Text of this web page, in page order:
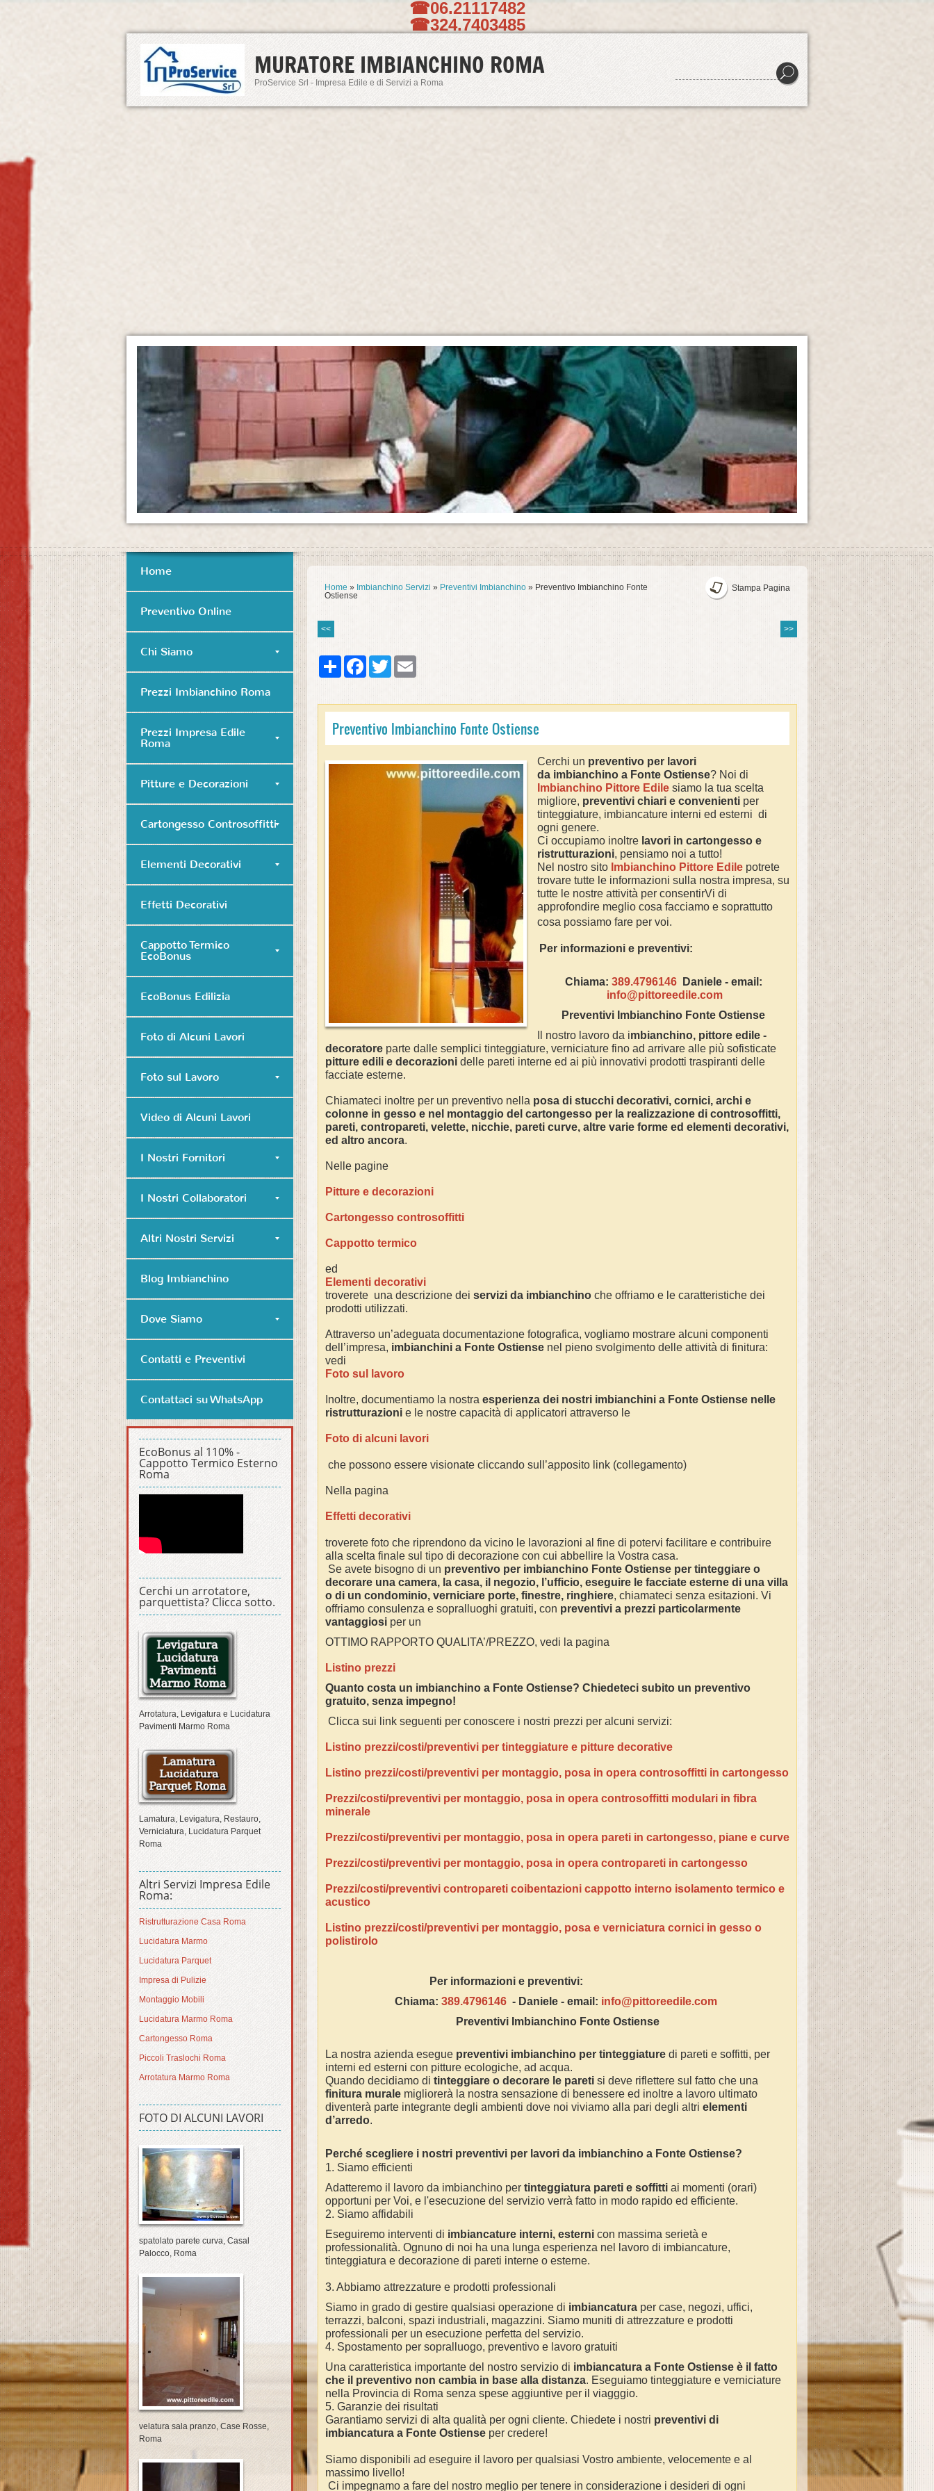
☎06.21117482
☎324.7403485
MURATORE IMBIANCHINO ROMA
ProService Srl - Impresa Edile e di Servizi a Roma
Home » Imbianchino Servizi » Preventivi Imbianchino » Preventivo Imbianchino Fonte
Ostiense
Stampa Pagina
<< >>
Share FacebookTwitter
Preventivo Imbianchino Fonte Ostiense
Cerchi un preventivo per lavori
da imbianchino a Fonte Ostiense? Noi di
Imbianchino Pittore Edile siamo la tua scelta
migliore, preventivi chiari e convenienti per
tinteggiature, imbiancature interni ed esterni di
ogni genere.
Ci occupiamo inoltre lavori in cartongesso e
ristrutturazioni, pensiamo noi a tutto!
Nel nostro sito Imbianchino Pittore Edile potrete
trovare tutte le informazioni sulla nostra impresa, su
tutte le nostre attività per consentirVi di
approfondire meglio cosa facciamo e soprattutto
cosa possiamo fare per voi.
Per informazioni e preventivi:
Chiama: 389.4796146Daniele - email:
info@pittoreedile.com
Preventivi Imbianchino Fonte Ostiense
Il nostro lavoro da imbianchino, pittore edile -
decoratore parte dalle semplici tinteggiature, verniciature fino ad arrivare alle più sofisticate
pitture edili e decorazioni delle pareti interne ed ai più innovativi prodotti traspiranti delle
facciate esterne.
Chiamateci inoltre per un preventivo nella posa di stucchi decorativi, cornici, archi e
colonne in gesso e nel montaggio del cartongesso per la realizzazione di controsoffitti,
pareti, contropareti, velette, nicchie, pareti curve, altre varie forme ed elementi decorativi,
ed altro ancora.
Nelle pagine
Pitture e decorazioni
Cartongesso controsoffitti
Cappotto termico
ed
Elementi decorativi
troverete una descrizione dei servizi da imbianchino che offriamo e le caratteristiche dei
prodotti utilizzati.
Attraverso un’adeguata documentazione fotografica, vogliamo mostrare alcuni componenti
dell’impresa, imbianchini a Fonte Ostiense nel pieno svolgimento delle attività di finitura:
vedi
Foto sul lavoro
Inoltre, documentiamo la nostra esperienza dei nostri imbianchini a Fonte Ostiense nelle
ristrutturazioni e le nostre capacità di applicatori attraverso le
Foto di alcuni lavori
che possono essere visionate cliccando sull’apposito link (collegamento)
Nella pagina
Effetti decorativi
troverete foto che riprendono da vicino le lavorazioni al fine di potervi facilitare e contribuire
alla scelta finale sul tipo di decorazione con cui abbellire la Vostra casa.
Se avete bisogno di un preventivo per imbianchino Fonte Ostiense per tinteggiare o
decorare una camera, la casa, il negozio, l’ufficio, eseguire le facciate esterne di una villa
o di un condominio, verniciare porte, finestre, ringhiere, chiamateci senza esitazioni. Vi
offriamo consulenza e sopralluoghi gratuiti, con preventivi a prezzi particolarmente
vantaggiosi per un
OTTIMO RAPPORTO QUALITA’/PREZZO, vedi la pagina
Listino prezzi
Quanto costa un imbianchino a Fonte Ostiense? Chiedeteci subito un preventivo
gratuito, senza impegno!
Clicca sui link seguenti per conoscere i nostri prezzi per alcuni servizi:
Listino prezzi/costi/preventivi per tinteggiature e pitture decorative
Listino prezzi/costi/preventivi per montaggio, posa in opera controsoffitti in cartongesso
Prezzi/costi/preventivi per montaggio, posa in opera controsoffitti modulari in fibra
minerale
Prezzi/costi/preventivi per montaggio, posa in opera pareti in cartongesso, piane e curve
Prezzi/costi/preventivi per montaggio, posa in opera contropareti in cartongesso
Prezzi/costi/preventivi contropareti coibentazioni cappotto interno isolamento termico e
acustico
Listino prezzi/costi/preventivi per montaggio, posa e verniciatura cornici in gesso o
polistirolo
Per informazioni e preventivi:
Chiama: 389.4796146 - Daniele - email: info@pittoreedile.com
Preventivi Imbianchino Fonte Ostiense
La nostra azienda esegue preventivi imbianchino per tinteggiature di pareti e soffitti, per
interni ed esterni con pitture ecologiche, ad acqua.
Quando decidiamo di tinteggiare o decorare le pareti si deve riflettere sul fatto che una
finitura murale migliorerà la nostra sensazione di benessere ed inoltre a lavoro ultimato
diventerà parte integrante degli ambienti dove noi viviamo alla pari degli altri elementi
d’arredo.
Perché scegliere i nostri preventivi per lavori da imbianchino a Fonte Ostiense?
1. Siamo efficienti
Adatteremo il lavoro da imbianchino per tinteggiatura pareti e soffitti ai momenti (orari)
opportuni per Voi, e l'esecuzione del servizio verrà fatto in modo rapido ed efficiente.
2. Siamo affidabili
Eseguiremo interventi di imbiancature interni, esterni con massima serietà e
professionalità. Ognuno di noi ha una lunga esperienza nel lavoro di imbiancature,
tinteggiatura e decorazione di pareti interne o esterne.
3. Abbiamo attrezzature e prodotti professionali
Siamo in grado di gestire qualsiasi operazione di imbiancatura per case, negozi, uffici,
terrazzi, balconi, spazi industriali, magazzini. Siamo muniti di attrezzature e prodotti
professionali per un esecuzione perfetta del servizio.
4. Spostamento per sopralluogo, preventivo e lavoro gratuiti
Una caratteristica importante del nostro servizio di imbiancatura a Fonte Ostiense è il fatto
che il preventivo non cambia in base alla distanza. Eseguiamo tinteggiature e verniciature
nella Provincia di Roma senza spese aggiuntive per il viagggio.
5. Garanzie dei risultati
Garantiamo servizi di alta qualità per ogni cliente. Chiedete i nostri preventivi di
imbiancatura a Fonte Ostiense per credere!
Siamo disponibili ad eseguire il lavoro per qualsiasi Vostro ambiente, velocemente e al
massimo livello!
Ci impegnamo a fare del nostro meglio per tenere in considerazione i desideri di ogni
Home
Preventivo Online
Chi Siamo
Prezzi Imbianchino Roma
Prezzi Impresa Edile
Roma
Pitture e Decorazioni
Cartongesso Controsoffitti
Elementi Decorativi
Effetti Decorativi
Cappotto Termico
EcoBonus
EcoBonus Edilizia
Foto di Alcuni Lavori
Foto sul Lavoro
Video di Alcuni Lavori
I Nostri Fornitori
I Nostri Collaboratori
Altri Nostri Servizi
Blog Imbianchino
Dove Siamo
Contatti e Preventivi
Contattaci su WhatsApp
EcoBonus al 110% -
Cappotto Termico Esterno
Roma
Cerchi un arrotatore,
parquettista? Clicca sotto.
Arrotatura, Levigatura e Lucidatura
Pavimenti Marmo Roma
Lamatura, Levigatura, Restauro,
Verniciatura, Lucidatura Parquet
Roma
Altri Servizi Impresa Edile
Roma:
Ristrutturazione Casa Roma
Lucidatura Marmo
Lucidatura Parquet
Impresa di Pulizie
Montaggio Mobili
Lucidatura Marmo Roma
Cartongesso Roma
Piccoli Traslochi Roma
Arrotatura Marmo Roma
FOTO DI ALCUNI LAVORI
spatolato parete curva, Casal
Palocco, Roma
velatura sala pranzo, Case Rosse,
Roma